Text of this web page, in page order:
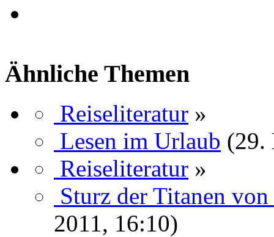
Ähnliche Themen
Reiseliteratur »
Lesen im Urlaub (29.
Reiseliteratur »
Sturz der Titanen
2011, 16:10)